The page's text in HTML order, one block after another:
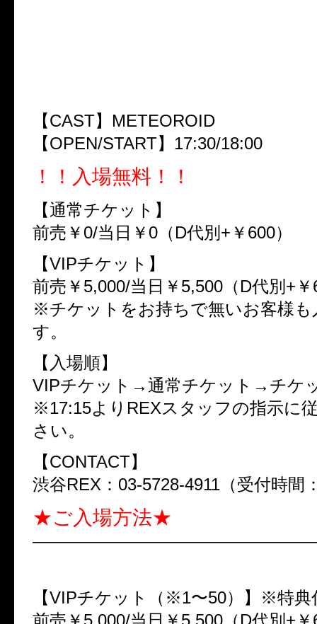
【CAST】METEOROID
【OPEN/START】17:30/18:00
！！入場無料！！
【通常チケット】
前売￥0/当日￥0（D代別+￥600）
【VIPチケット】
前売￥5,000/当日￥5,500（D代別+￥
※チケットをお持ちで無いお客様も
す。
【入場順】
VIPチケット→通常チケット→チケ
※17:15よりREXスタッフの指示に
さい。
【CONTACT】
渋谷REX：03-5728-4911（受付時間
★ご入場方法★
【VIPチケット（※1〜50）】※特典
前売￥5,000/当日￥5,500（D代別+￥